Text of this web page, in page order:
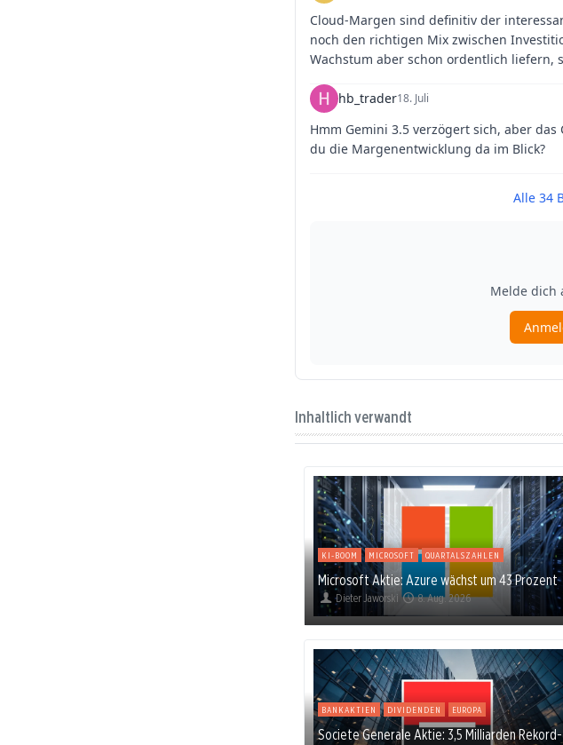
Inhaltlich verwandt
KI-BOOM MICROSOFT QUARTALSZAHLEN
Microsoft Aktie: Azure wächst um 43 Prozent
Dieter Jaworski 8. Aug. 2026
BANKAKTIEN DIVIDENDEN EUROPA
Societe Generale Aktie: 3,5 Milliarden Rekord-